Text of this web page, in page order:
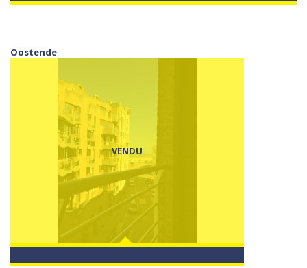
Oostende
VENDU